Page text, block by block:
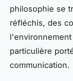
philosophie se
réfléchis, des
particulière
communication.